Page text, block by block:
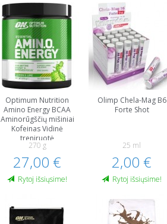
Optimum Nutrition
Amino Energy BCAA
Aminorūgščių mišiniai
Kofeinas Vidinė
treniruotė
270 g
27,00 €
Rytoj išsiųsime!
Olimp Chela-Mag B6
Forte Shot
25 ml
2,00 €
Rytoj išsiųsime!